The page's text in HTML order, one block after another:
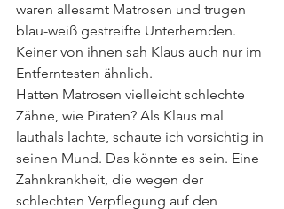
waren allesamt Matrosen und trugen
blau-weiß gestreifte Unterhemden.
Keiner von ihnen sah Klaus auch nur im
Entferntesten ähnlich.
Hatten Matrosen vielleicht schlechte
Zähne, wie Piraten? Als Klaus mal
lauthals lachte, schaute ich vorsichtig in
seinen Mund. Das könnte es sein. Eine
Zahnkrankheit, die wegen der
schlechten Verpflegung auf den